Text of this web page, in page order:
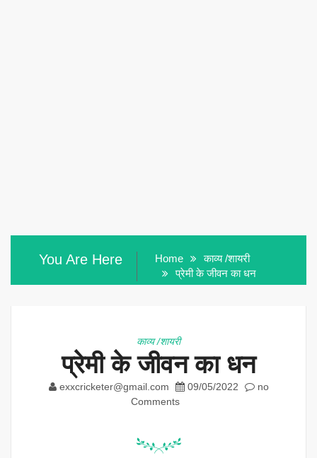
You Are Here Home
काव्य /शायरी
प्रेमी के जीवन का धन
काव्य /शायरी
प्रेमी के जीवन का धन
exxcricketer@gmail.com 09/05/2022
no
Comments